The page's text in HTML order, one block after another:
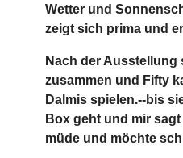
Wetter und
zeigt sich prima und
Nach der
zusammen und Fifty
Dalmis spielen.--bis
Box geht und mir
müde und möchte